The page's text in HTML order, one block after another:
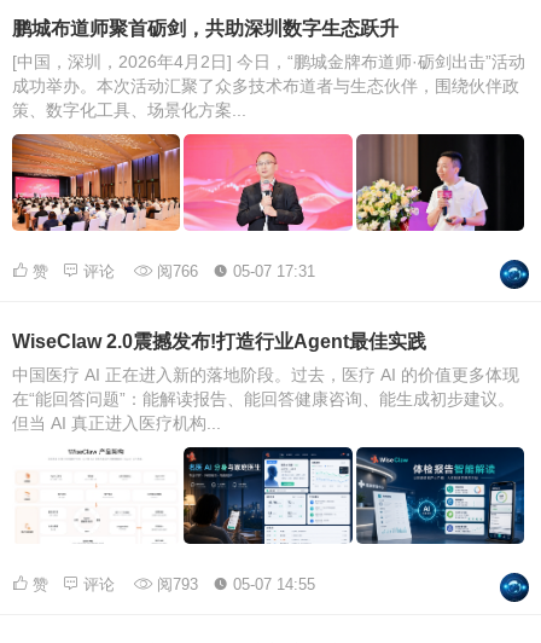
鹏城布道师聚首砺剑，共助深圳数字生态跃升
[中国，深圳，2026年4月2日] 今日，“鹏城金牌布道师·砺剑出击”活动
成功举办。本次活动汇聚了众多技术布道者与生态伙伴，围绕伙伴政
策、数字化工具、场景化方案...
赞 评论 阅766 05-07 17:31
WiseClaw 2.0震撼发布!打造行业Agent最佳实践
中国医疗 AI 正在进入新的落地阶段。过去，医疗 AI 的价值更多体现
在“能回答问题”：能解读报告、能回答健康咨询、能生成初步建议。
但当 AI 真正进入医疗机构...
赞 评论 阅793 05-07 14:55